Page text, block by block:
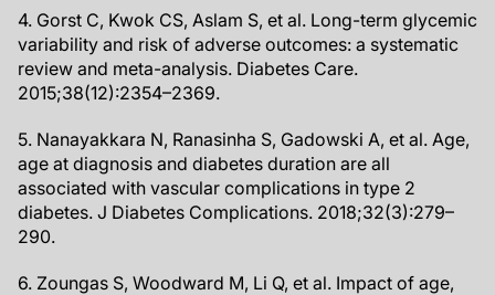
4. Gorst C, Kwok CS, Aslam S, et al. Long-term glycemic
variability and risk of adverse outcomes: a systematic
review and meta-analysis. Diabetes Care.
2015;38(12):2354–2369.
5. Nanayakkara N, Ranasinha S, Gadowski A, et al. Age,
age at diagnosis and diabetes duration are all
associated with vascular complications in type 2
diabetes. J Diabetes Complications. 2018;32(3):279–
290.
6. Zoungas S, Woodward M, Li Q, et al. Impact of age,